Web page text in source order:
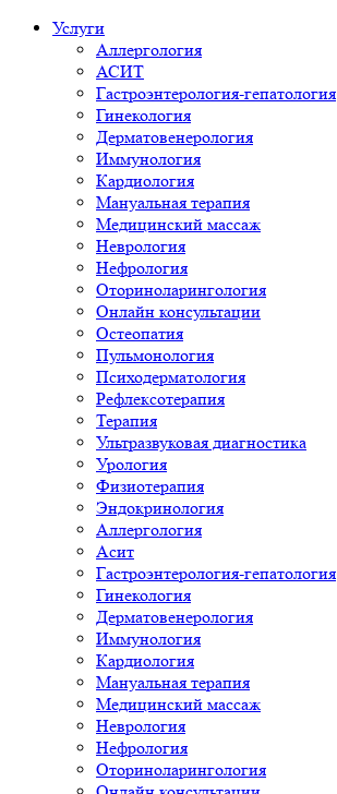
Услуги
Аллергология
АСИТ
Гастроэнтерология-гепатология
Гинекология
Дерматовенерология
Иммунология
Кардиология
Мануальная терапия
Медицинский массаж
Неврология
Нефрология
Оториноларингология
Онлайн консультации
Остеопатия
Пульмонология
Психодерматология
Рефлексотерапия
Терапия
Ультразвуковая диагностика
Урология
Физиотерапия
Эндокринология
Аллергология
Асит
Гастроэнтерология-гепатология
Гинекология
Дерматовенерология
Иммунология
Кардиология
Мануальная терапия
Медицинский массаж
Неврология
Нефрология
Оториноларингология